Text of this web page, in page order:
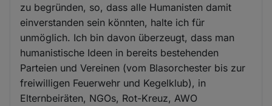
zu begründen, so, dass alle Humanisten damit
einverstanden sein könnten, halte ich für
unmöglich. Ich bin davon überzeugt, dass man
humanistische Ideen in bereits bestehenden
Parteien und Vereinen (vom Blasorchester bis zur
freiwilligen Feuerwehr und Kegelklub), in
Elternbeiräten, NGOs, Rot-Kreuz, AWO